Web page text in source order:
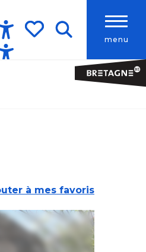
menu
Accessibilité
favoris
à mes favoris